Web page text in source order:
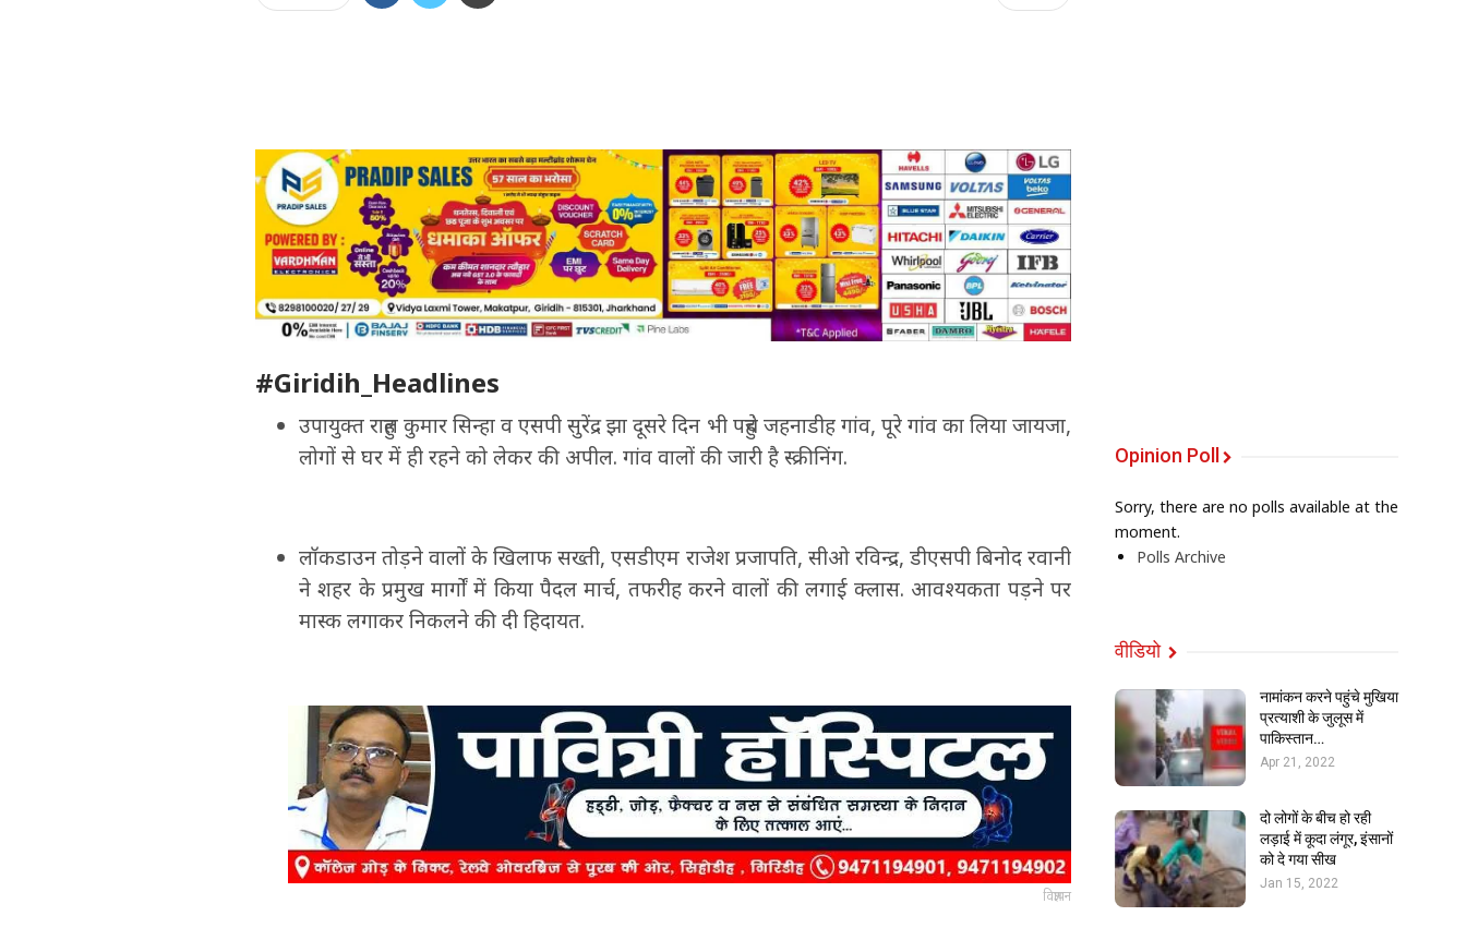
#Giridih_Headlines
उपायुक्त राहुल कुमार सिन्हा व एसपी सुरेंद्र झा दूसरे दिन भी पहुंचे जहनाडीह गांव, पूरे गांव का लिया जायजा,
लोगों से घर में ही रहने को लेकर की अपील. गांव वालों की जारी है स्क्रीनिंग.
लॉकडाउन तोड़ने वालों के खिलाफ सख्ती, एसडीएम राजेश प्रजापति, सीओ रविन्द्र, डीएसपी बिनोद रवानी
ने शहर के प्रमुख मार्गों में किया पैदल मार्च, तफरीह करने वालों की लगाई क्लास. आवश्यकता पड़ने पर
मास्क लगाकर निकलने की दी हिदायत.
विज्ञापन
Opinion Poll
Sorry, there are no polls available at the
moment.
Polls Archive
वीडियो
नामांकन करने पहुंचे मुखिया
प्रत्याशी के जुलूस में
पाकिस्तान…
Apr 21, 2022
दो लोगों के बीच हो रही
लड़ाई में कूदा लंगूर, इंसानों
को दे गया सीख
Jan 15, 2022